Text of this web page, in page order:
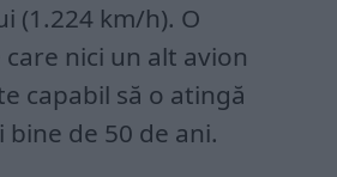
(1.224 km/h). O
nici un alt avion
capabil să o atingă
de 50 de ani.